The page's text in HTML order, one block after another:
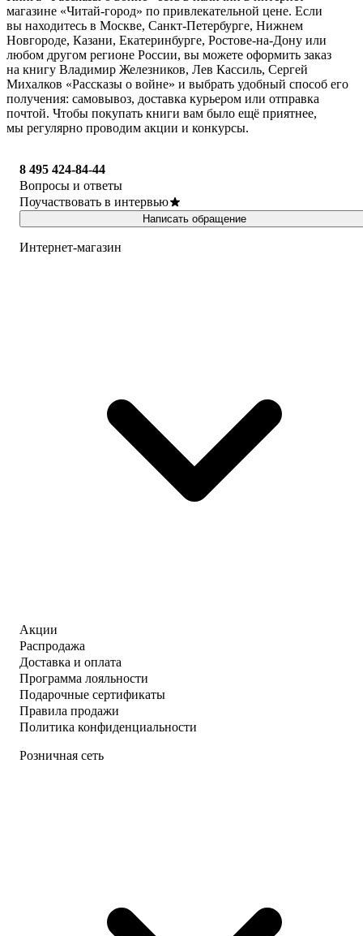
магазине «Читай-город» по привлекательной цене. Если
вы находитесь в Москве, Санкт-Петербурге, Нижнем
Новгороде, Казани, Екатеринбурге, Ростове-на-Дону или
любом другом регионе России, вы можете оформить заказ
на книгу Владимир Железников, Лев Кассиль, Сергей
Михалков «Рассказы о войне» и выбрать удобный способ его
получения: самовывоз, доставка курьером или отправка
почтой. Чтобы покупать книги вам было ещё приятнее,
мы регулярно проводим акции и конкурсы.
8 495 424-84-44
Вопросы и ответы
Поучаствовать в интервью
Написать обращение
Интернет-магазин
Акции
Распродажа
Доставка и оплата
Программа лояльности
Подарочные сертификаты
Правила продажи
Политика конфиденциальности
Розничная сеть